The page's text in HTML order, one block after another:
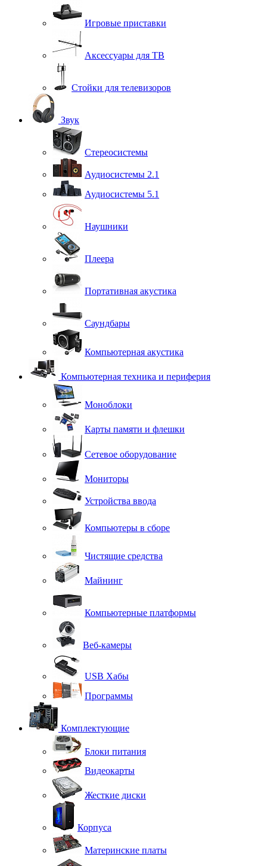
Игровые приставки
Аксессуары для ТВ
Стойки для телевизоров
Звук
Стереосистемы
Аудиосистемы 2.1
Аудиосистемы 5.1
Наушники
Плеера
Портативная акустика
Саундбары
Компьютерная акустика
Компьютерная техника и периферия
Моноблоки
Карты памяти и флешки
Сетевое оборудование
Мониторы
Устройства ввода
Компьютеры в сборе
Чистящие средства
Майнинг
Компьютерные платформы
Веб-камеры
USB Хабы
Программы
Комплектующие
Блоки питания
Видеокарты
Жесткие диски
Корпуса
Материнские платы